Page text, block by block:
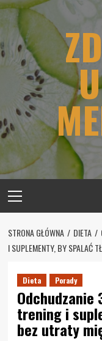
Skip
content
Menu
STRONA GŁÓWNA DIETA
I SUPLEMENTY, BY SPALAĆ
Dieta Porady
trening i
bez utraty